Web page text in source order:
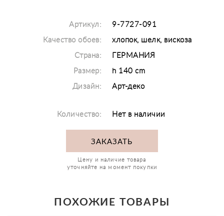
Артикул: 9-7727-091
Качество обоев: хлопок, шелк, вискоза
Страна: ГЕРМАНИЯ
Размер: h 140 cm
Дизайн: Арт-деко
Количество: Нет в наличии
ЗАКАЗАТЬ
Цену и наличие товара
уточняйте на момент покупки
ПОХОЖИЕ ТОВАРЫ